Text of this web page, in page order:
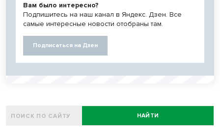
Вам было интересно?
Подпишитесь на наш канал в Яндекс. Дзен. Все
самые интересные новости отобраны там.
Подписаться на Дзен
НАЙТИ